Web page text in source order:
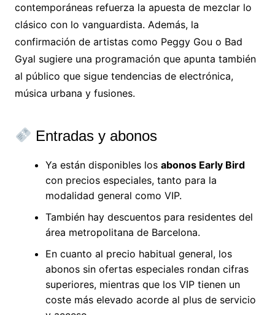
contemporáneas refuerza la apuesta de mezclar lo
clásico con lo vanguardista. Además, la
confirmación de artistas como Peggy Gou o Bad
Gyal sugiere una programación que apunta también
al público que sigue tendencias de electrónica,
música urbana y fusiones.
Entradas y abonos
Ya están disponibles los abonos Early Bird
con precios especiales, tanto para la
modalidad general como VIP.
También hay descuentos para residentes del
área metropolitana de Barcelona.
En cuanto al precio habitual general, los
abonos sin ofertas especiales rondan cifras
superiores, mientras que los VIP tienen un
coste más elevado acorde al plus de servicio